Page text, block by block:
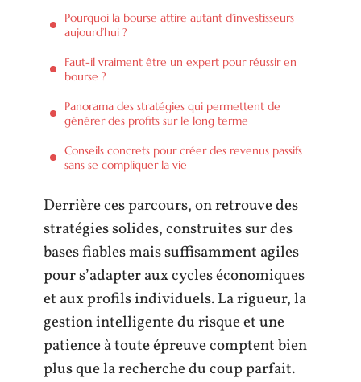
Pourquoi la bourse attire autant d’investisseurs
aujourd’hui ?
Faut-il vraiment être un expert pour réussir en
bourse ?
Panorama des stratégies qui permettent de
générer des profits sur le long terme
Conseils concrets pour créer des revenus passifs
sans se compliquer la vie
Derrière ces parcours, on retrouve des
stratégies solides, construites sur des
bases fiables mais suffisamment agiles
pour s’adapter aux cycles économiques
et aux profils individuels. La rigueur, la
gestion intelligente du risque et une
patience à toute épreuve comptent bien
plus que la recherche du coup parfait.